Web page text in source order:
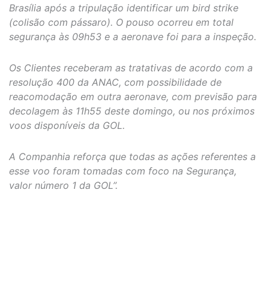
Brasília após a tripulação identificar um bird strike
(colisão com pássaro). O pouso ocorreu em total
segurança às 09h53 e a aeronave foi para a inspeção.
Os Clientes receberam as tratativas de acordo com a
resolução 400 da ANAC, com possibilidade de
reacomodação em outra aeronave, com previsão para
decolagem às 11h55 deste domingo, ou nos próximos
voos disponíveis da GOL.
A Companhia reforça que todas as ações referentes a
esse voo foram tomadas com foco na Segurança,
valor número 1 da GOL”.